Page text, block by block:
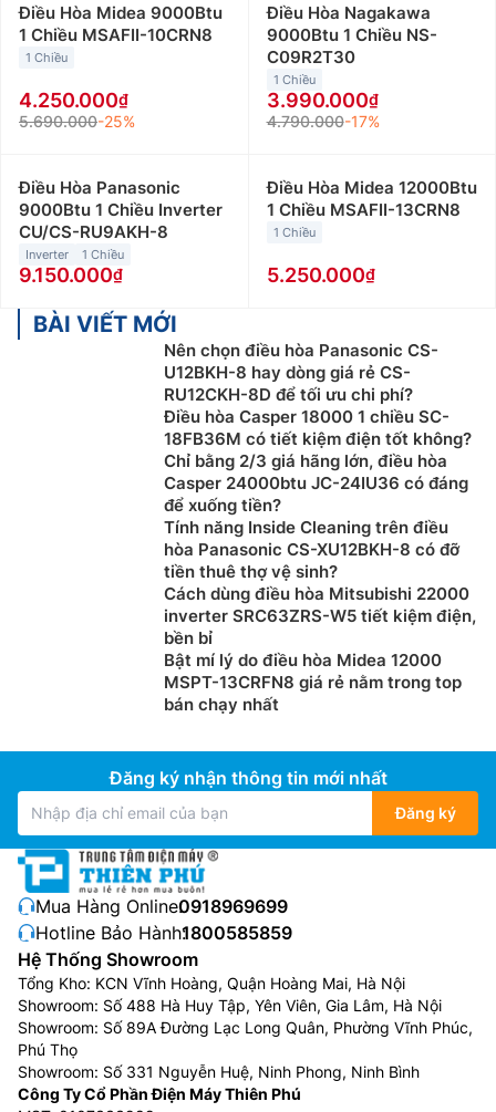
Điều Hòa Midea 9000Btu
1 Chiều MSAFII-10CRN8
1 Chiều
4.250.000
5.690.000-25%
Điều Hòa Nagakawa
9000Btu 1 Chiều NS-
C09R2T30
1 Chiều
3.990.000
4.790.000-17%
Điều Hòa Panasonic
9000Btu 1 Chiều Inverter
CU/CS-RU9AKH-8
Inverter 1 Chiều
9.150.000
Điều Hòa Midea 12000Btu
1 Chiều MSAFII-13CRN8
1 Chiều
5.250.000
BÀI VIẾT MỚI
Nên chọn điều hòa Panasonic CS-
U12BKH-8 hay dòng giá rẻ CS-
RU12CKH-8D để tối ưu chi phí?
Điều hòa Casper 18000 1 chiều SC-
18FB36M có tiết kiệm điện tốt không?
Chỉ bằng 2/3 giá hãng lớn, điều hòa
Casper 24000btu JC-24IU36 có đáng
để xuống tiền?
Tính năng Inside Cleaning trên điều
hòa Panasonic CS-XU12BKH-8 có đỡ
tiền thuê thợ vệ sinh?
Cách dùng điều hòa Mitsubishi 22000
inverter SRC63ZRS-W5 tiết kiệm điện,
bền bỉ
Bật mí lý do điều hòa Midea 12000
MSPT-13CRFN8 giá rẻ nằm trong top
bán chạy nhất
Đăng ký nhận thông tin mới nhất
Đăng ký
Mua Hàng Online:0918969699
Hotline Bảo Hành:1800585859
Hệ Thống Showroom
Tổng Kho: KCN Vĩnh Hoàng, Quận Hoàng Mai, Hà Nội
Showroom: Số 488 Hà Huy Tập, Yên Viên, Gia Lâm, Hà Nội
Showroom: Số 89A Đường Lạc Long Quân, Phường Vĩnh Phúc,
Phú Thọ
Showroom: Số 331 Nguyễn Huệ, Ninh Phong, Ninh Bình
Công Ty Cổ Phần Điện Máy Thiên Phú